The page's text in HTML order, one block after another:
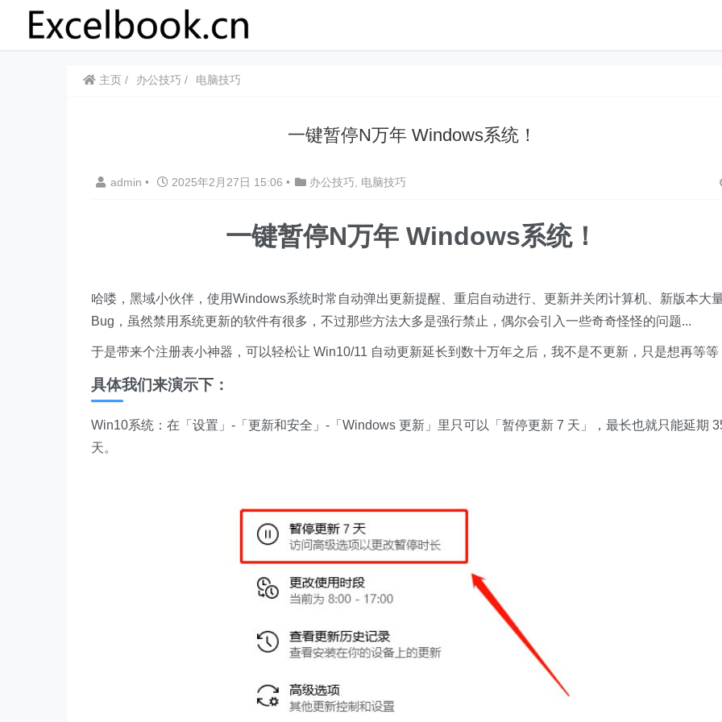
主页 办公技巧 电脑技巧
一键暂停N万年 Windows系统！
admin • 2025年2月27日 15:06 • 办公技巧 电脑技巧
一键暂停N万年 Windows系统！
哈喽，黑域小伙伴，使用Windows系统时常自动弹出更新提醒、重启自动进行、更新并关闭计算机、新版本大
Bug，虽然禁用系统更新的软件有很多，不过那些方法大多是强行禁止，偶尔会引入一些奇奇怪怪的问题...
于是带来个注册表小神器，可以轻松让 Win10/11 自动更新延长到数十万年之后，我不是不更新，只是想再等等
具体我们来演示下：
Win10系统：在「设置」-「更新和安全」-「Windows 更新」里只可以「暂停更新 7 天」，最长也就只能延期
天。